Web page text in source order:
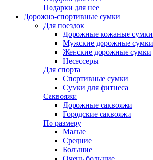
Подарки для нее
Дорожно-спортивные сумки
Для поездок
Дорожные кожаные сумки
Мужские дорожные сумки
Женские дорожные сумки
Несессеры
Для спорта
Спортивные сумки
Сумки для фитнеса
Саквояжи
Дорожные саквояжи
Городские саквояжи
По размеру
Малые
Средние
Большие
Очень большие